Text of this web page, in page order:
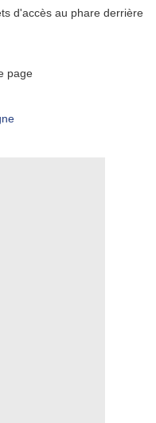
d'accès au phare derrière
page